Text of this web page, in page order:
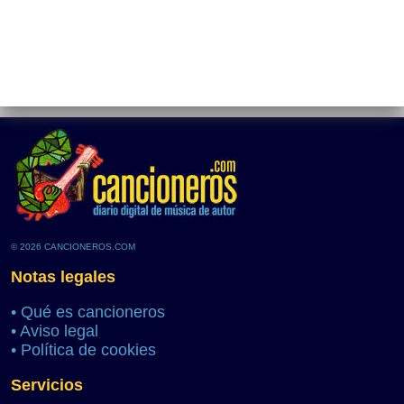
© 2026 CANCIONEROS.COM
Notas legales
• Qué es cancioneros
• Aviso legal
• Política de cookies
Servicios